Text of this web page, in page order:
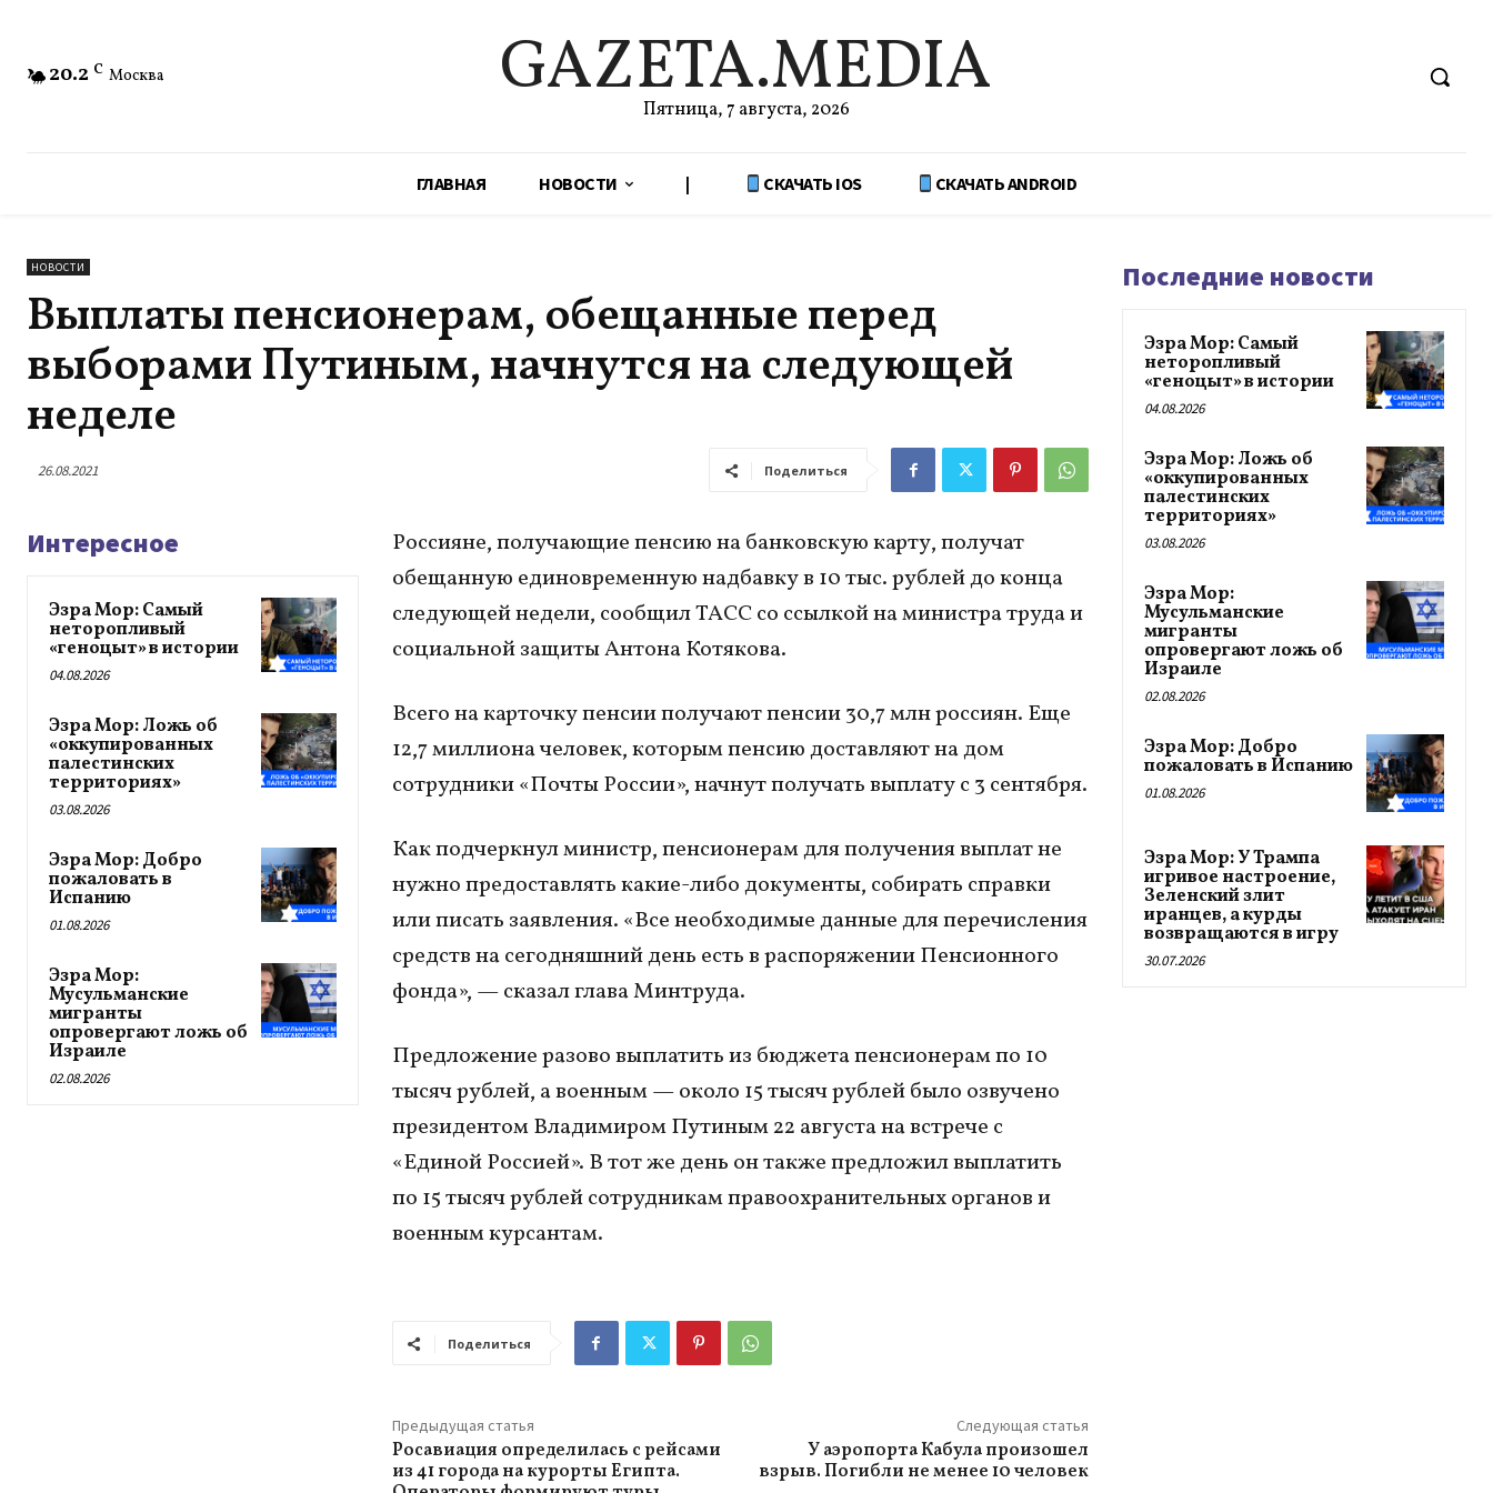
20.2 C Москва GAZETA.MEDIA
Пятница, 7 августа, 2026
ГЛАВНАЯ НОВОСТИ | СКАЧАТЬ IOS СКАЧАТЬ ANDROID
НОВОСТИ
Выплаты пенсионерам, обещанные перед
выборами Путиным, начнутся на следующей
неделе
26.08.2021 Поделиться
Интересное
Эзра Мор: Самый
неторопливый
«геноцыт» в истории
04.08.2026
Эзра Мор: Ложь об
«оккупированных
палестинских
территориях»
03.08.2026
Эзра Мор: Добро
пожаловать в
Испанию
01.08.2026
Эзра Мор:
Мусульманские
мигранты
опровергают ложь об
Израиле
02.08.2026
Россияне, получающие пенсию на банковскую карту, получат
обещанную единовременную надбавку в 10 тыс. рублей до конца
следующей недели, сообщил ТАСС со ссылкой на министра труда и
социальной защиты Антона Котякова.
Всего на карточку пенсии получают пенсии 30,7 млн россиян. Еще
12,7 миллиона человек, которым пенсию доставляют на дом
сотрудники «Почты России», начнут получать выплату с 3 сентября.
Как подчеркнул министр, пенсионерам для получения выплат не
нужно предоставлять какие-либо документы, собирать справки
или писать заявления. «Все необходимые данные для перечисления
средств на сегодняшний день есть в распоряжении Пенсионного
фонда», — сказал глава Минтруда.
Предложение разово выплатить из бюджета пенсионерам по 10
тысяч рублей, а военным — около 15 тысяч рублей было озвучено
президентом Владимиром Путиным 22 августа на встрече с
«Единой Россией». В тот же день он также предложил выплатить
по 15 тысяч рублей сотрудникам правоохранительных органов и
военным курсантам.
Поделиться
Предыдущая статья
Росавиация определилась с рейсами
из 41 города на курорты Египта.
Следующая статья
У аэропорта Кабула произошел
взрыв. Погибли не менее 10 человек
Последние новости
Эзра Мор: Самый
неторопливый
«геноцыт» в истории
04.08.2026
Эзра Мор: Ложь об
«оккупированных
палестинских
территориях»
03.08.2026
Эзра Мор:
Мусульманские
мигранты
опровергают ложь об
Израиле
02.08.2026
Эзра Мор: Добро
пожаловать в Испанию
01.08.2026
Эзра Мор: У Трампа
игривое настроение,
Зеленский злит
иранцев, а курды
возвращаются в игру
30.07.2026